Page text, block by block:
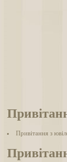
Привітання з